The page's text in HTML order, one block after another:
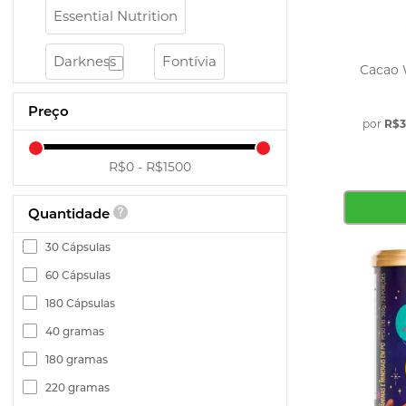
Cacao
por
Cafeína
ZMA
Melatonina
Maca Peruana
Antioxidandes
Fitoterápicos
Cúrcuma
Força
Resistência e Endurance
Ganho de Massa
Saúde e Energia Mental
Sênior 60+
Ansiedade e Stress
Essential Nutrition
Darkness Fontívia
Preço
R$0 - R$1500
Quantidade
30 Cápsulas
60 Cápsulas
180 Cápsulas
40 gramas
180 gramas
220 gramas